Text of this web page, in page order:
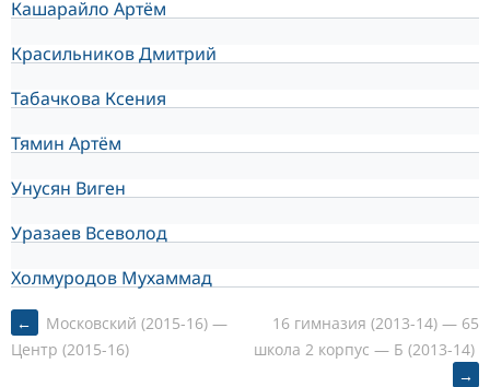
Кашарайло Артём
Красильников Дмитрий
Табачкова Ксения
Тямин Артём
Унусян Виген
Уразаев Всеволод
Холмуродов Мухаммад
POST
←
Московский (2015-16) —
Центр (2015-16)
16 гимназия (2013-14) — 65
школа 2 корпус — Б (2013-14)
→